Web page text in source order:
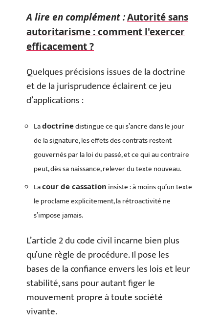
A lire en complément :Autorité sans
autoritarisme : comment l'exercer
efficacement ?
Quelques précisions issues de la doctrine
et de la jurisprudence éclairent ce jeu
d’applications :
Ladoctrinedistingue ce qui s’ancre dans le jour
de la signature, les effets des contrats restent
gouvernés par la loi du passé, et ce qui au contraire
peut, dès sa naissance, relever du texte nouveau.
Lacour de cassation insiste : à moins qu’un texte
le proclame explicitement, la rétroactivité ne
s’impose jamais.
L’article 2 du code civil incarne bien plus
qu’une règle de procédure. Il pose les
bases de la confiance envers les lois et leur
stabilité, sans pour autant figer le
mouvement propre à toute société
vivante.